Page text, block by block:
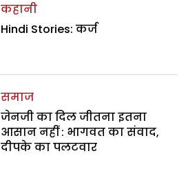
कहानी
Hindi Stories: कर्ज
समाज
जेनजी का दिल जीतना इतना
आसान नहीं : भागवत का संवाद,
दीपके का पलटवार